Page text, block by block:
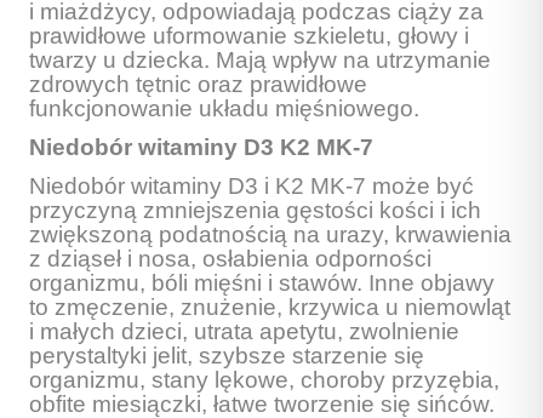
i miażdżycy, odpowiadają podczas ciąży za
prawidłowe uformowanie szkieletu, głowy i
twarzy u dziecka. Mają wpływ na utrzymanie
zdrowych tętnic oraz prawidłowe
funkcjonowanie układu mięśniowego.
Niedobór witaminy D3 K2 MK-7
Niedobór witaminy D3 i K2 MK-7 może być
przyczyną zmniejszenia gęstości kości i ich
zwiększoną podatnością na urazy, krwawienia
z dziąseł i nosa, osłabienia odporności
organizmu, bóli mięśni i stawów. Inne objawy
to zmęczenie, znużenie, krzywica u niemowląt
i małych dzieci, utrata apetytu, zwolnienie
perystaltyki jelit, szybsze starzenie się
organizmu, stany lękowe, choroby przyzębia,
obfite miesiączki, łatwe tworzenie się sińców.